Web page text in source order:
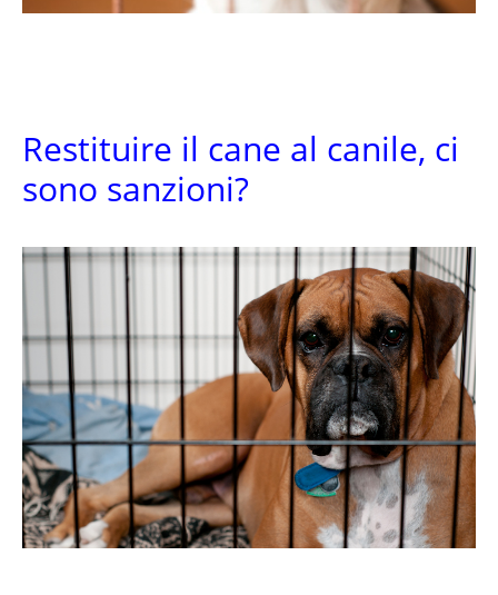
Restituire il cane al canile, ci
sono sanzioni?